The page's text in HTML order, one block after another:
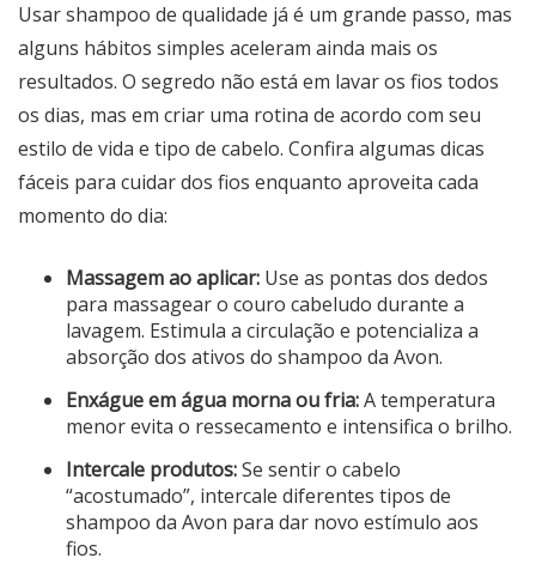
Usar shampoo de qualidade já é um grande passo, mas
alguns hábitos simples aceleram ainda mais os
resultados. O segredo não está em lavar os fios todos
os dias, mas em criar uma rotina de acordo com seu
estilo de vida e tipo de cabelo. Confira algumas dicas
fáceis para cuidar dos fios enquanto aproveita cada
momento do dia:
Massagem ao aplicar: Use as pontas dos dedos
para massagear o couro cabeludo durante a
lavagem. Estimula a circulação e potencializa a
absorção dos ativos do shampoo da Avon.
Enxágue em água morna ou fria:A temperatura
menor evita o ressecamento e intensifica o brilho.
Intercale produtos:Se sentir o cabelo
“acostumado”, intercale diferentes tipos de
shampoo da Avon para dar novo estímulo aos
fios.